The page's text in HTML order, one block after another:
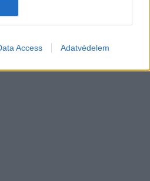
Access Adatvédelem
– kiderült az ár és a
a régi árazás a magyar